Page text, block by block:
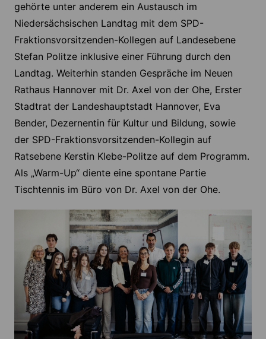
gehörte unter anderem ein Austausch im
Niedersächsischen Landtag mit dem SPD-
Fraktionsvorsitzenden-Kollegen auf Landesebene
Stefan Politze inklusive einer Führung durch den
Landtag. Weiterhin standen Gespräche im Neuen
Rathaus Hannover mit Dr. Axel von der Ohe, Erster
Stadtrat der Landeshauptstadt Hannover, Eva
Bender, Dezernentin für Kultur und Bildung, sowie
der SPD-Fraktionsvorsitzenden-Kollegin auf
Ratsebene Kerstin Klebe-Politze auf dem Programm.
Als „Warm-Up“ diente eine spontane Partie
Tischtennis im Büro von Dr. Axel von der Ohe.